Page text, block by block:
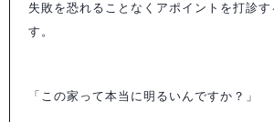
失敗を恐れることなくアポイントを打診す
す。
「この家って本当に明るいんですか？」